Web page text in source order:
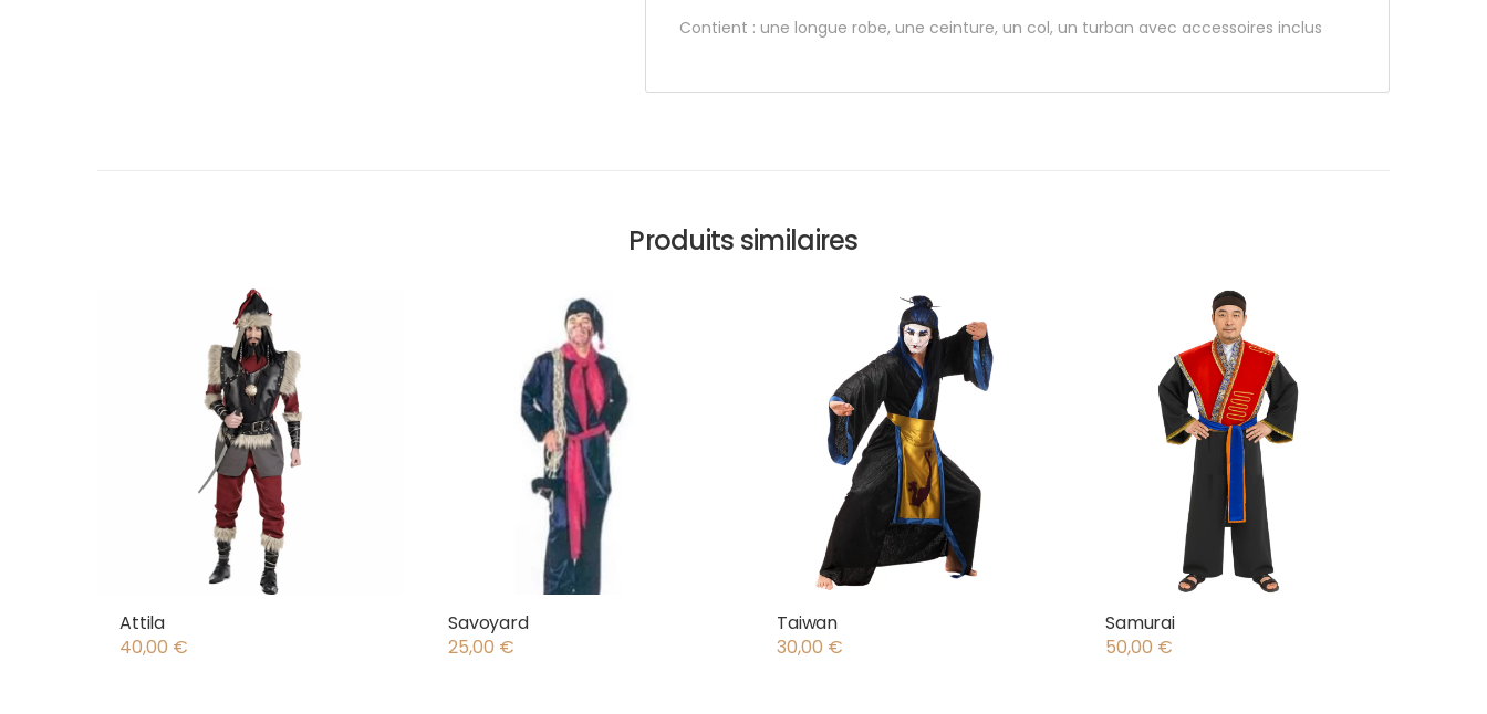
Contient : une longue robe, une ceinture, un col, un turban avec accessoires inclus
Produits similaires
Attila
40,00 €
Savoyard
25,00 €
Taiwan
30,00 €
Samurai
50,00 €